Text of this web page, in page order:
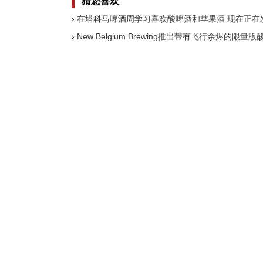
在塔科马啤酒周学习喜欢酸啤酒和苹果酒 现在正在
New Belgium Brewing推出带有飞行余烬的限量版